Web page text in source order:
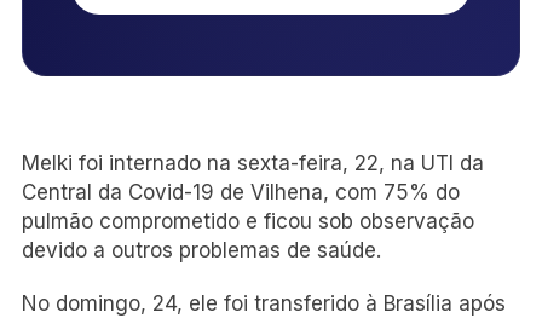
Melki foi internado na sexta-feira, 22, na UTI da
Central da Covid-19 de Vilhena, com 75% do
pulmão comprometido e ficou sob observação
devido a outros problemas de saúde.
No domingo, 24, ele foi transferido à Brasília após